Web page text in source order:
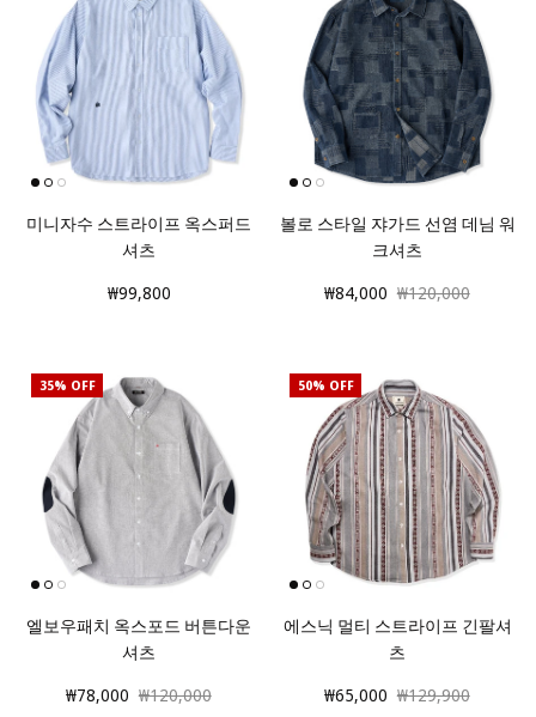
미니자수 스트라이프 옥스퍼드
셔츠
₩99,800
볼로 스타일 쟈가드 선염 데님 워
크셔츠
₩84,000 ₩120,000
35% OFF
엘보우패치 옥스포드 버튼다운
셔츠
₩78,000 ₩120,000
50% OFF
에스닉 멀티 스트라이프 긴팔셔
츠
₩65,000 ₩129,900